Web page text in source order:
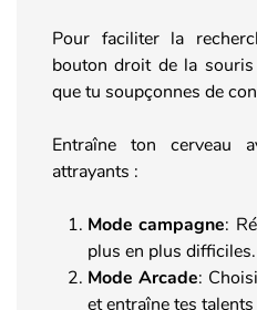
Pour faciliter la
bouton droit de la
que tu soupçonnes de
Entraîne ton cerveau
attrayants :
Mode campagne:
plus en plus difficiles.
Mode Arcade:
et entraîne tes